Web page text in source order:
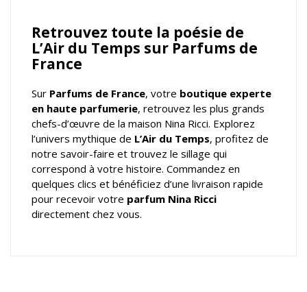
Retrouvez toute la poésie de
L’Air du Temps sur Parfums de
France
Sur Parfums de France, votre boutique experte
en haute parfumerie, retrouvez les plus grands
chefs-d’œuvre de la maison Nina Ricci. Explorez
l’univers mythique de L’Air du Temps, profitez de
notre savoir-faire et trouvez le sillage qui
correspond à votre histoire. Commandez en
quelques clics et bénéficiez d’une livraison rapide
pour recevoir votre parfum Nina Ricci
directement chez vous.